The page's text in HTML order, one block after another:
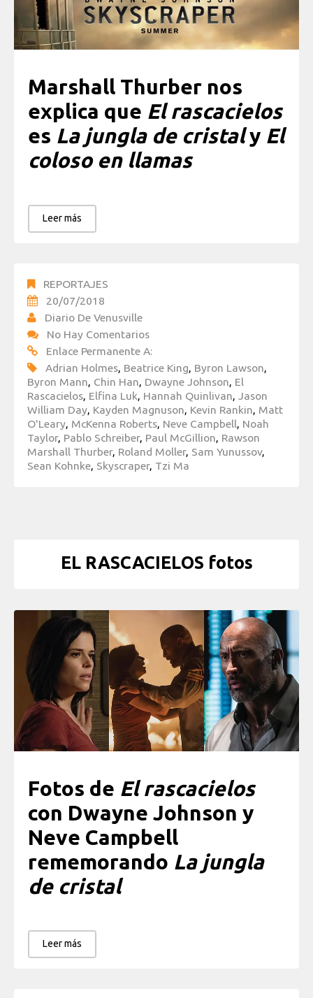
Marshall Thurber nos
explica que El rascacielos
es La jungla de cristaly El
coloso en llamas
Leer más
REPORTAJES
20/07/2018
Diario De Venusville
No Hay Comentarios
Enlace Permanente A:
Adrian Holmes, Beatrice King, Byron Lawson,
Byron Mann, Chin Han, Dwayne Johnson, El
Rascacielos, Elfina Luk, Hannah Quinlivan, Jason
William Day, Kayden Magnuson, Kevin Rankin, Matt
O'Leary, McKenna Roberts, Neve Campbell, Noah
Taylor, Pablo Schreiber, Paul McGillion, Rawson
Marshall Thurber, Roland Moller, Sam Yunussov,
Sean Kohnke, Skyscraper, Tzi Ma
EL RASCACIELOS fotos
Fotos de El rascacielos
con Dwayne Johnson y
Neve Campbell
rememorando La jungla
de cristal
Leer más